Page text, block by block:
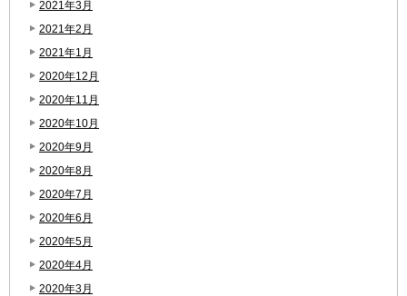
2021年3月
2021年2月
2021年1月
2020年12月
2020年11月
2020年10月
2020年9月
2020年8月
2020年7月
2020年6月
2020年5月
2020年4月
2020年3月